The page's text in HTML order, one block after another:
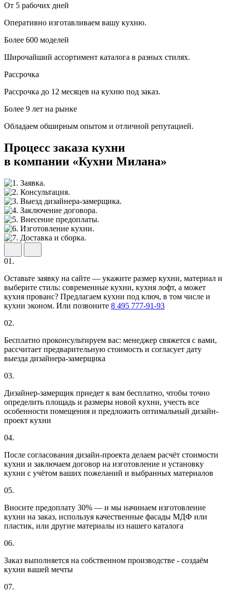
От 5 рабочих дней
Оперативно изготавливаем вашу кухню.
Более 600 моделей
Широчайший ассортимент каталога в разных стилях.
Рассрочка
Рассрочка до 12 месяцев на кухню под заказ.
Более 9 лет на рынке
Обладаем обширным опытом и отличной репутацией.
Процесс заказа кухни
в компании «Кухни Милана»
01.
Оставьте заявку на сайте — укажите размер кухни, материал и
выберите стиль: современные кухни, кухня лофт, а может
кухня прованс? Предлагаем кухни под ключ, в том числе и
кухни эконом. Или позвоните 8 495 777-91-93
02.
Бесплатно проконсультируем вас: менеджер свяжется с вами,
рассчитает предварительную стоимость и согласует дату
выезда дизайнера-замерщика
03.
Дизайнер-замерщик приедет к вам бесплатно, чтобы точно
определить площадь и размеры новой кухни, учесть все
особенности помещения и предложить оптимальный дизайн-
проект кухни
04.
После согласования дизайн-проекта делаем расчёт стоимости
кухни и заключаем договор на изготовление и установку
кухни с учётом ваших пожеланий и выбранных материалов
05.
Вносите предоплату 30% — и мы начинаем изготовление
кухни на заказ, используя качественные фасады МДФ или
пластик, или другие материалы из нашего каталога
06.
Заказ выполняется на собственном производстве - создаём
кухни вашей мечты
07.